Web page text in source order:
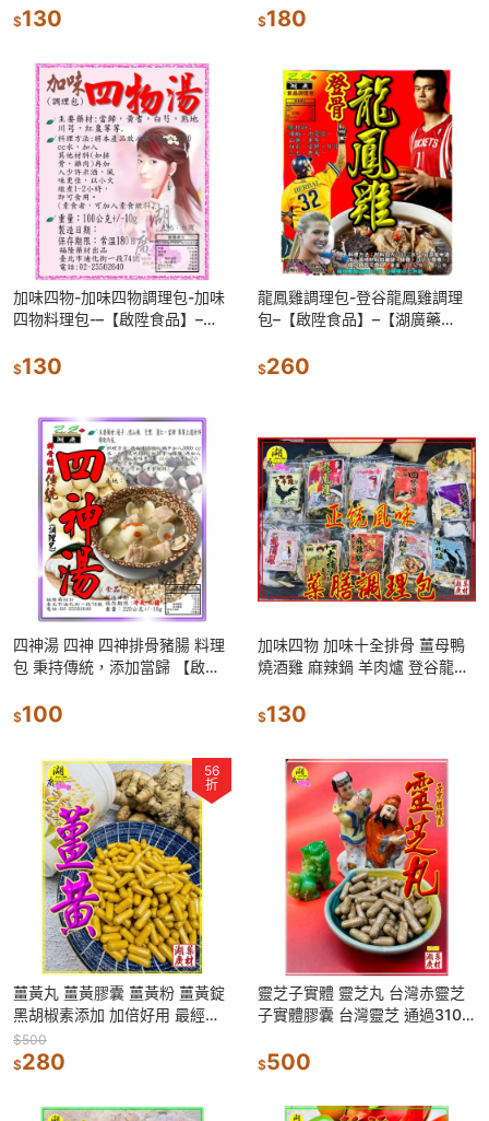
$130
25560870】
$180
加味四物-加味四物調理包-加味
四物料理包-–【啟陞食品】–
化街一段74號
$130
龍鳳雞調理包-登谷龍鳳雞調理
包–【啟陞食品】–【湖廣藥
74號
$260
四神湯 四神 四神排骨豬腸 料理
包 秉持傳統，添加當歸 【啟陞
貨】迪化街一段74號
$100
加味四物 加味十全排骨 薑母鴨
燒酒雞 麻辣鍋 羊肉爐 登谷龍鳳
藥膳包 料理包
$130
56
折
薑黃丸 薑黃膠囊 薑黃粉 薑黃錠
黑胡椒素添加 加倍好用 最經濟
實惠的薑黃膠囊 最實惠<食品
>【啟陞食品&湖廣藥材】
$500
$280
靈芝子實體 靈芝丸 台灣赤靈芝
子實體膠囊 台灣靈芝 通過310
一段74號】【食品】
$500